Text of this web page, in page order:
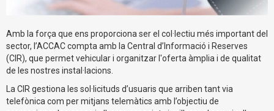
Amb la força que ens proporciona ser el col·lectiu més important del
sector, l’ACCAC compta amb la Central d’Informació i Reserves
(CIR), que permet vehicular i organitzar l'oferta àmplia i de qualitat
de les nostres instal·lacions.
La CIR gestiona les sol·licituds d’usuaris que arriben tant via
telefònica com per mitjans telemàtics amb l’objectiu de